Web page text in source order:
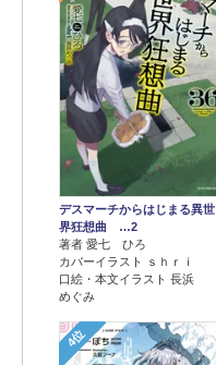
デスマーチからはじまる異世
界狂想曲 …2
著者 愛七 ひろ
カバーイラスト ｓｈｒｉ
口絵・本文イラスト 長浜
めぐみ
4位